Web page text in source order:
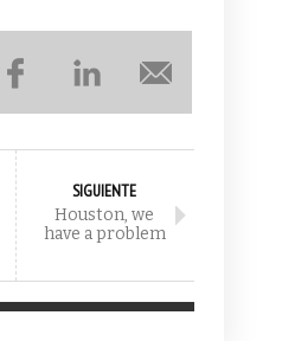
SIGUIENTE
Houston, we
have a problem